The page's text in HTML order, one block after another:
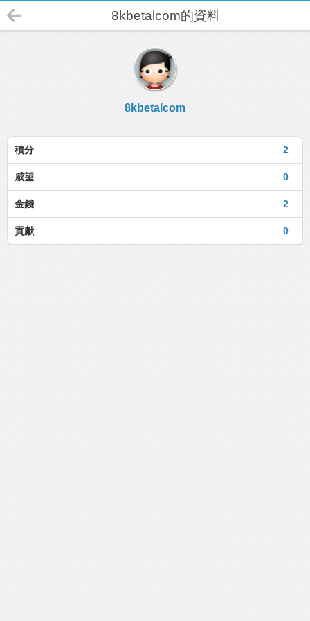
8kbetalcom的資料
8kbetalcom
2
積分
0
威望
2
金錢
0
貢獻